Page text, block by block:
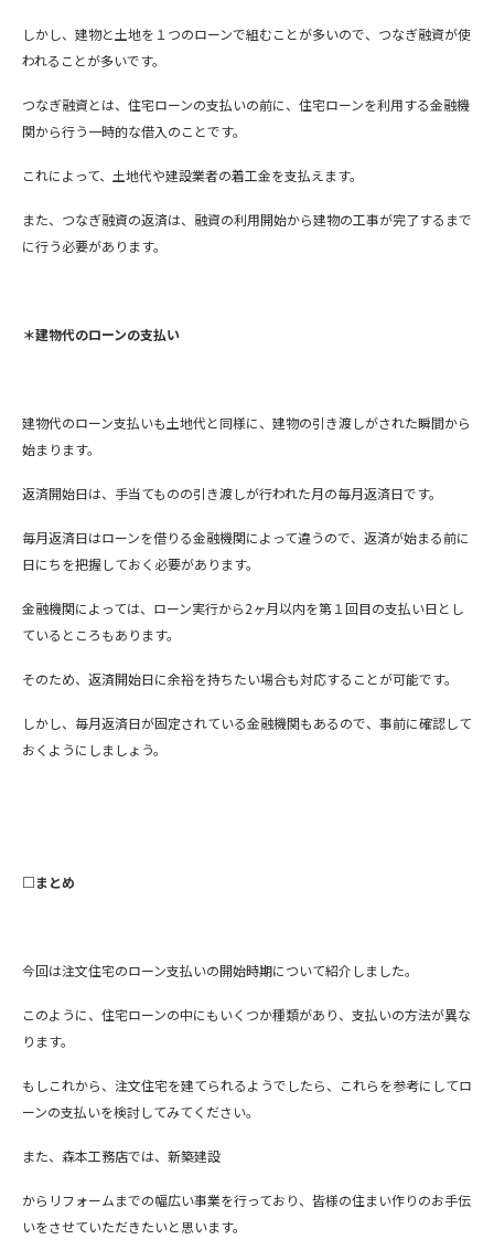
しかし、建物と土地を１つのローンで組むことが多いので、つなぎ融資が使
われることが多いです。
つなぎ融資とは、住宅ローンの支払いの前に、住宅ローンを利用する金融機
関から行う一時的な借入のことです。
これによって、土地代や建設業者の着工金を支払えます。
また、つなぎ融資の返済は、融資の利用開始から建物の工事が完了するまで
に行う必要があります。
＊建物代のローンの支払い
建物代のローン支払いも土地代と同様に、建物の引き渡しがされた瞬間から
始まります。
返済開始日は、手当てものの引き渡しが行われた月の毎月返済日です。
毎月返済日はローンを借りる金融機関によって違うので、返済が始まる前に
日にちを把握しておく必要があります。
金融機関によっては、ローン実行から2ヶ月以内を第１回目の支払い日とし
ているところもあります。
そのため、返済開始日に余裕を持ちたい場合も対応することが可能です。
しかし、毎月返済日が固定されている金融機関もあるので、事前に確認して
おくようにしましょう。
□まとめ
今回は注文住宅のローン支払いの開始時期について紹介しました。
このように、住宅ローンの中にもいくつか種類があり、支払いの方法が異な
ります。
もしこれから、注文住宅を建てられるようでしたら、これらを参考にしてロ
ーンの支払いを検討してみてください。
また、森本工務店では、新築建設
からリフォームまでの幅広い事業を行っており、皆様の住まい作りのお手伝
いをさせていただきたいと思います。